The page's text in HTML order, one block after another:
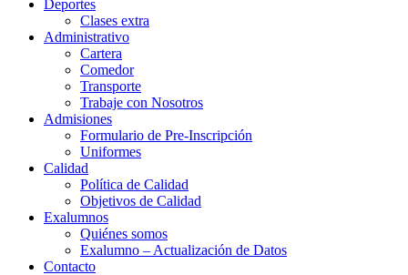
Deportes
Clases extra
Administrativo
Cartera
Comedor
Transporte
Trabaje con Nosotros
Admisiones
Formulario de Pre-Inscripción
Uniformes
Calidad
Política de Calidad
Objetivos de Calidad
Exalumnos
Quiénes somos
Exalumno – Actualización de Datos
Contacto